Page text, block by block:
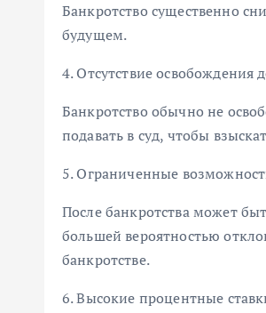
Банкротство существенно
будущем.
4. Отсутствие освобождения
Банкротство обычно не
подавать в суд, чтобы
5. Ограниченные
После банкротства может
большей вероятностью
банкротстве.
6. Высокие процентные